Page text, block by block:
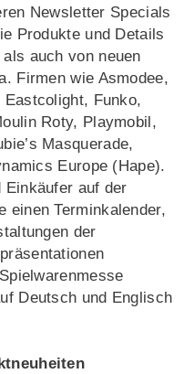
Newsletter Specials
Produkte und Details
auch von neuen
Firmen wie Asmodee,
Eastcolight, Funko,
Roty, Playmobil,
Masquerade,
Europe (Hape).
Einkäufer auf der
einen Terminkalender,
der
Deutsch und Englisch